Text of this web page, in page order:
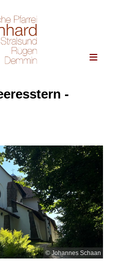
-
© Johannes Schaan